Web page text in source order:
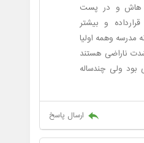
هاش و در پست
و بیشتر
مدرسه وهمه اولیا
ناراضی هستند
ولی چندساله
ارسال پاسخ